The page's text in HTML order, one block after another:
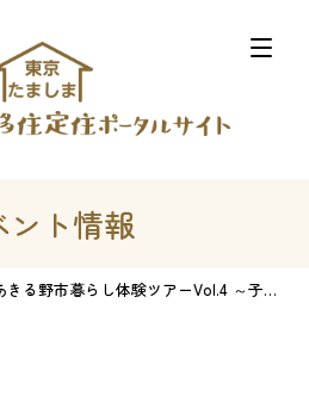
ント情報
きる野市暮らし体験ツアーVol.4 ～子育て世代向け～